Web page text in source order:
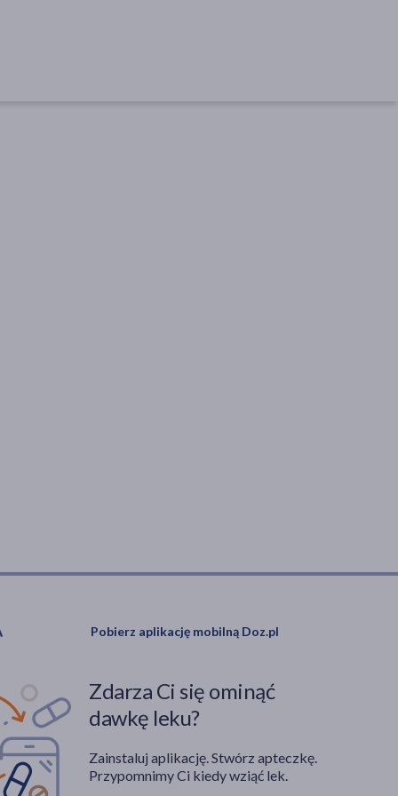
Pobierz aplikację mobilną Doz.pl
Zdarza Ci się ominąć
dawkę leku?
Zainstaluj aplikację. Stwórz apteczkę.
Przypomnimy Ci kiedy wziąć lek.